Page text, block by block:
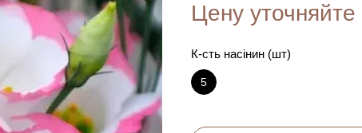
Цену уточняйте
К-сть насінин (шт)
5